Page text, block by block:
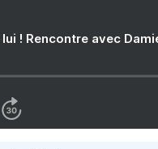
! Rencontre avec